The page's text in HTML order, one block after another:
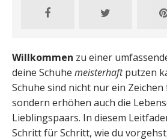
Willkommen zu einer
deine Schuhe meisterhaftputzen
Schuhe sind nicht nur ein
sondern erhöhen auch die
Lieblingspaars. In diesem
Schritt für Schritt, wie du